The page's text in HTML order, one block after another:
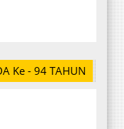
Ke - 94 TAHUN